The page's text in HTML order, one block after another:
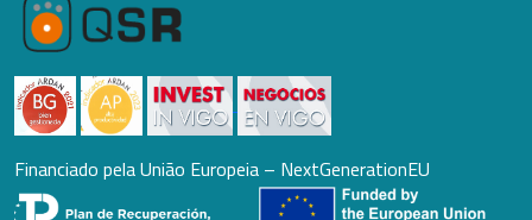
Financiado pela União Europeia – NextGenerationEU